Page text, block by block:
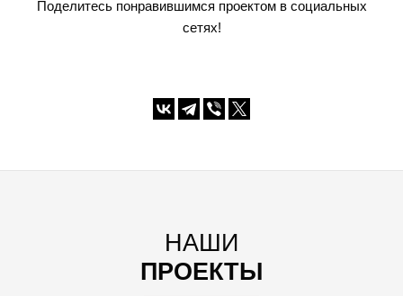
Поделитесь понравившимся проектом в социальных
сетях!
НАШИ
ПРОЕКТЫ